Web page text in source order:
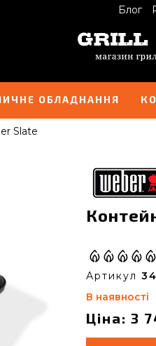
Блог
ОБЛАДНАННЯ
Slate
Артикул
В наявності
Ціна: 3